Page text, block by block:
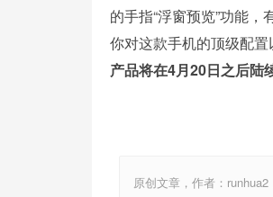
的手指“浮窗预览”功能
你对这款手机的顶级配
产品将在4月20日之后陆
原创文章，作者：